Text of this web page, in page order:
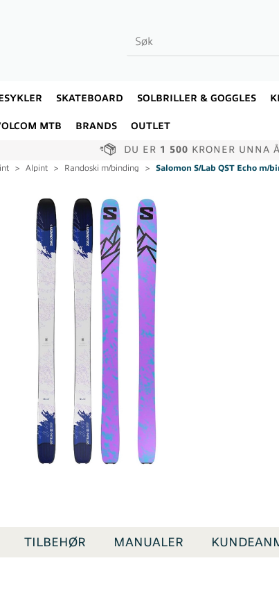
SKATEBOARD SOLBRILLER & GOGGLES
MTB BRANDS OUTLET
DU ER 1 500 KRONER UNNA
> Alpint > Randoski m/binding > Salomon S/Lab QST Echo m/
TILBEHØR MANUALER